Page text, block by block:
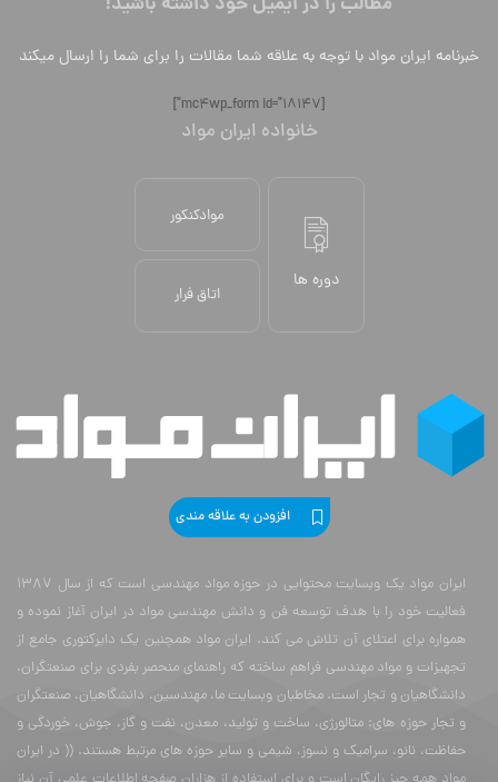
خبرنامه ایران مواد با توجه به علاقه شما مقالات را برای شما را ارسال میکند
[mc4wp_form id="18147"]
خانواده ایران مواد
دوره ها
موادکنکور
اتاق فرار
افزودن به علاقه مندی
ایران مواد یک وبسایت محتوایی در حوزه مواد مهندسی است که از سال 1387
فعالیت خود را با هدف توسعه فن و دانش مهندسی مواد در ایران آغاز نموده و
همواره برای اعتلای آن تلاش می کند. ایران مواد همچنین یک دایرکتوری جامع از
تجهیزات و مواد مهندسی فراهم ساخته که راهنمای منحصر بفردی برای صنعتگران،
دانشگاهیان و تجار است. مخاطبان وبسایت ما، مهندسین، دانشگاهیان، صنعتگران
و تجار حوزه های: متالورژی، ساخت و تولید، معدن، نفت و گاز، جوش، خوردگی و
حفاظت، نانو، سرامیک و نسوز، شیمی و سایر حوزه های مرتبط هستند. (( در ایران